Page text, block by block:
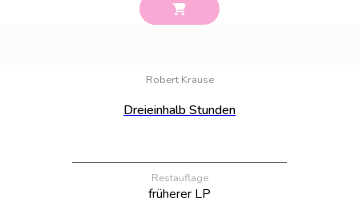
Robert Krause
Dreieinhalb Stunden
Restauflage
früherer LP